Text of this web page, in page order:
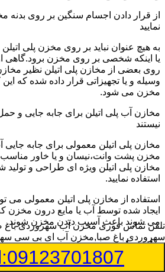
از قرار دادن اجسام سنگین بر روی بدنه
نمایید
به هیچ عنوان نباید بر روی مخزن پلی
یا اینکه شخصی بر روی مخزن برود.گاهی
روی بعضی از مخازن پلی اتیلن نظیر
وسیله و یا تجهیزاتی قرار داده شده که
مخزن می شود.
مخازن آب پلی اتیلن برای جابه جایی و
نیستند
مخازن پلی اتیلن معمولی برای جابه جایی
مخزن پشت وانت،نیسان و یا خاور مناسب
مخازن پلی اتیلن ویژه ای طراحی و تولید
استفاده نمایید.
استفاده از مخازن پلی اتیلن معمولی می
ایجاد شده توسط آب یا مایع درون مخزن
می شوند باعث آسیب دیدن مخزن شوند.
راهنمای خرید مخزن ذخیره
شیمیایی خورنده در
تلفن تماس فوریمخزن آب سهروردی باغ
سهروردی باغ صبا,مخزن آب ای بی سی